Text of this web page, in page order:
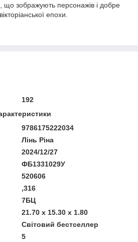
що зображують персонажів і добре
епохи.
192
9786175222034
Лінь Ріна
2024/12/27
ФБ1331029У
520606
,316
7БЦ
21.70 x 15.30 x 1.80
Світовий бестселлер
5